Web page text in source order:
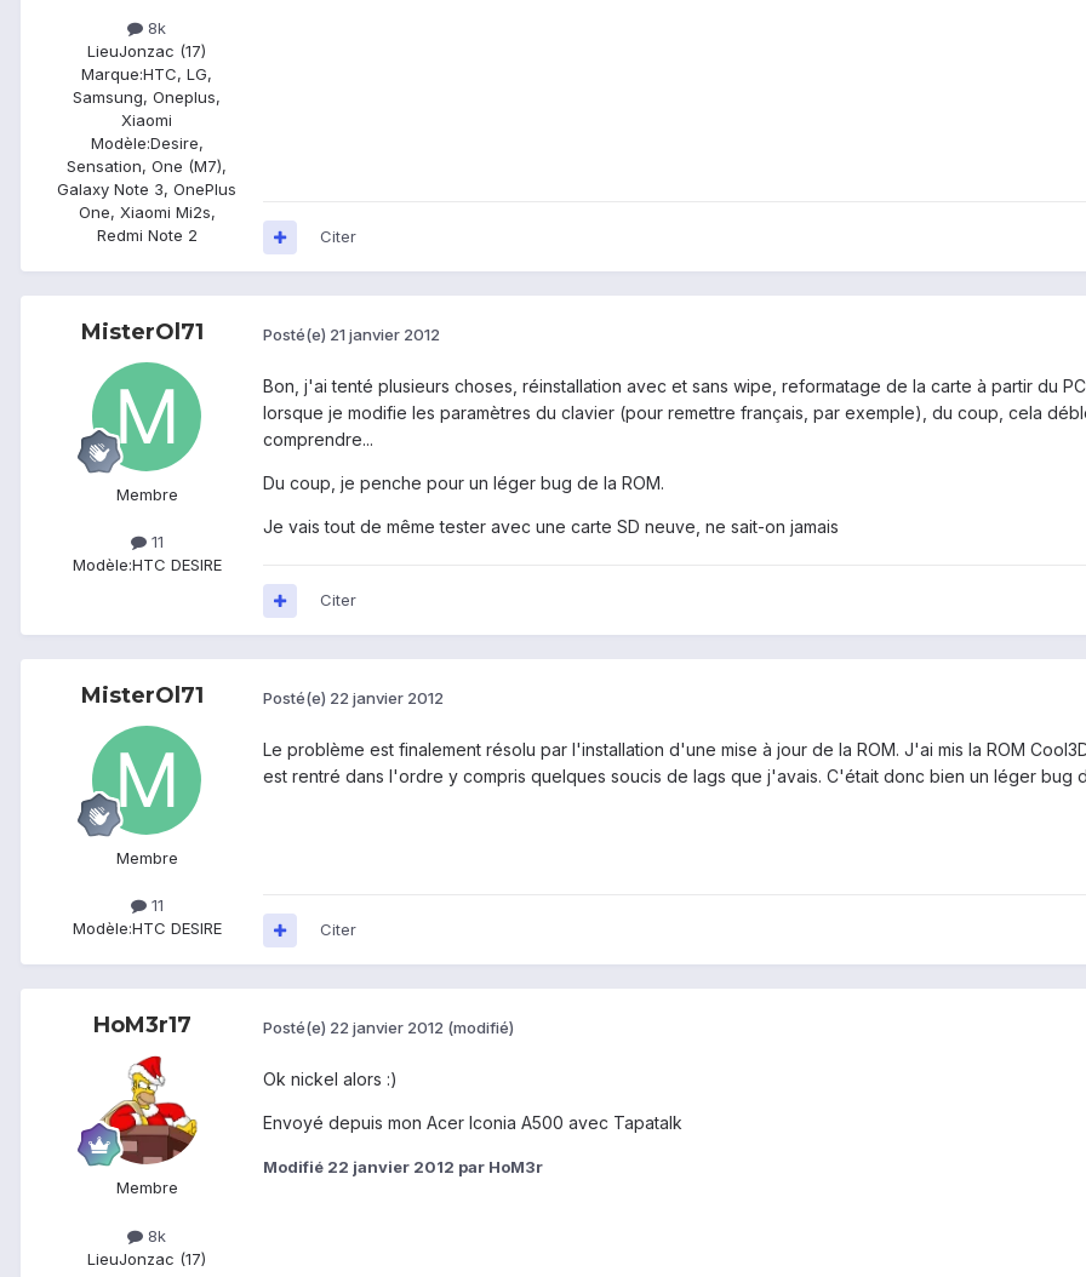
8k
LieuJonzac (17)
Marque:HTC, LG,
Samsung, Oneplus,
Xiaomi
Modèle:Desire,
Sensation, One (M7),
Galaxy Note 3, OnePlus
One, Xiaomi Mi2s,
Redmi Note 2
Citer
MisterOl71
Membre
11
Modèle:HTC DESIRE
Posté(e) 21 janvier 2012
Bon, j'ai tenté plusieurs choses, réinstallation avec et sans wipe, reformatage de la carte à partir du
lorsque je modifie les paramètres du clavier (pour remettre français, par exemple), du coup, cela
comprendre...
Du coup, je penche pour un léger bug de la ROM.
Je vais tout de même tester avec une carte SD neuve, ne sait-on jamais
Citer
MisterOl71
Membre
11
Modèle:HTC DESIRE
Posté(e) 22 janvier 2012
Le problème est finalement résolu par l'installation d'une mise à jour de la ROM. J'ai mis la ROM
est rentré dans l'ordre y compris quelques soucis de lags que j'avais. C'était donc bien un léger bug
Citer
HoM3r17
Membre
8k
LieuJonzac (17)
Posté(e) 22 janvier 2012 (modifié)
Ok nickel alors :)
Envoyé depuis mon Acer Iconia A500 avec Tapatalk
Modifié 22 janvier 2012 par HoM3r